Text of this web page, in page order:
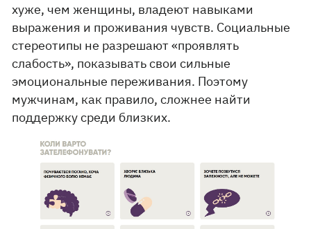
хуже, чем женщины, владеют навыками
выражения и проживания чувств. Социальные
стереотипы не разрешают «проявлять
слабость», показывать свои сильные
эмоциональные переживания. Поэтому
мужчинам, как правило, сложнее найти
поддержку среди близких.